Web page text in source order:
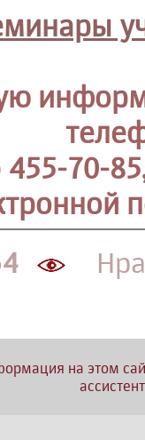
455-70-
на этом